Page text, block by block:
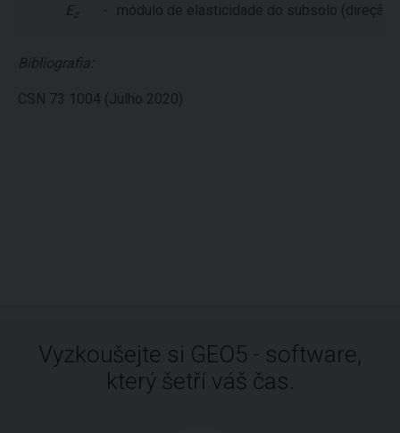
Ez - módulo de elasticidade do subsolo (direção
Bibliografia:
CSN 73 1004 (Julho 2020)
Vyzkoušejte si GEO5 - software,
který šetří váš čas.